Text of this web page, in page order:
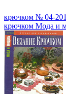
крючком № 04-
крючком Мода и